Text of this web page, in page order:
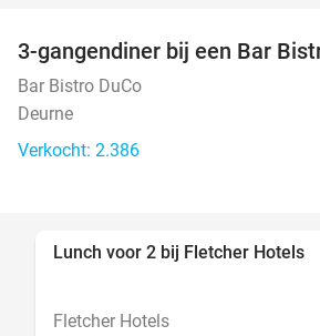
3-gangendiner bij een Bar
Bar Bistro DuCo
Deurne
Verkocht: 2.386
Lunch voor 2 bij Fletcher Hotels
Fletcher Hotels